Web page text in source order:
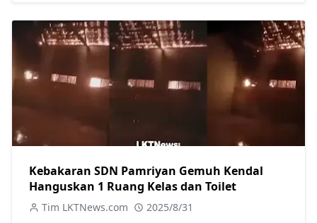
Kebakaran SDN Pamriyan Gemuh Kendal
Hanguskan 1 Ruang Kelas dan Toilet
Tim LKTNews.com 2025/8/31